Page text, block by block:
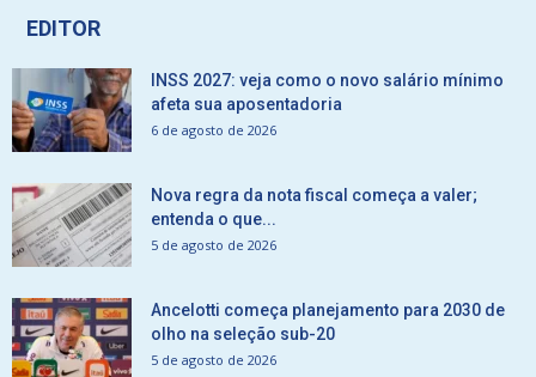
EDITOR
INSS 2027: veja como o novo salário mínimo
afeta sua aposentadoria
6 de agosto de 2026
Nova regra da nota fiscal começa a valer;
entenda o que...
5 de agosto de 2026
Ancelotti começa planejamento para 2030 de
olho na seleção sub-20
5 de agosto de 2026